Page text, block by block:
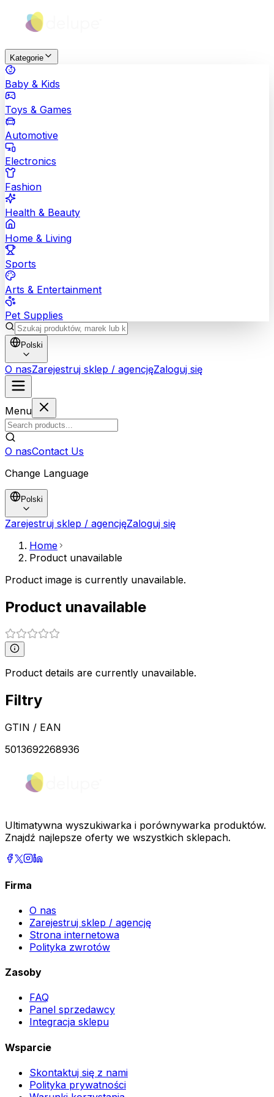
Kategorie
Baby & Kids
Toys & Games
Automotive
Electronics
Fashion
Health & Beauty
Home & Living
Sports
Arts & Entertainment
Pet Supplies
Polski
O nasZarejestruj sklep / agencjęZaloguj się
Menu
O nasContact Us
Change Language
Polski
Zarejestruj sklep / agencjęZaloguj się
Home
Product unavailable
Product image is currently unavailable.
Product unavailable
Product details are currently unavailable.
Filtry
GTIN / EAN
5013692268936
Ultimatywna wyszukiwarka i porównywarka produktów.
Znajdź najlepsze oferty we wszystkich sklepach.
Firma
O nas
Zarejestruj sklep / agencję
Strona internetowa
Polityka zwrotów
Zasoby
FAQ
Panel sprzedawcy
Integracja sklepu
Wsparcie
Skontaktuj się z nami
Polityka prywatności